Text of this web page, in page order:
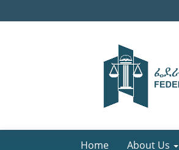
Home About Us